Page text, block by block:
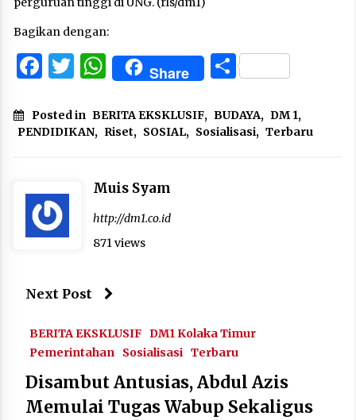
Bagikan dengan:
Facebook
Twitter
WhatsApp
Share Share
Posted in BERITA EKSKLUSIF, BUDAYA, DM 1,
PENDIDIKAN, Riset, SOSIAL, Sosialisasi, Terbaru
Muis Syam
http://dm1.co.id
871 views
Next Post
BERITA EKSKLUSIF DM1 Kolaka Timur
Pemerintahan
Sosialisasi Terbaru
Disambut Antusias, Abdul Azis
Memulai Tugas Wabup Sekaligus